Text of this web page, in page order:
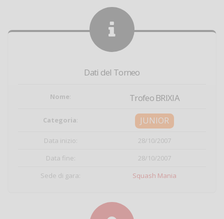
Dati del Torneo
Nome: Trofeo BRIXIA
Categoria: JUNIOR
Data inizio:
28/10/2007
Data fine:
28/10/2007
Sede di gara:
Squash Mania